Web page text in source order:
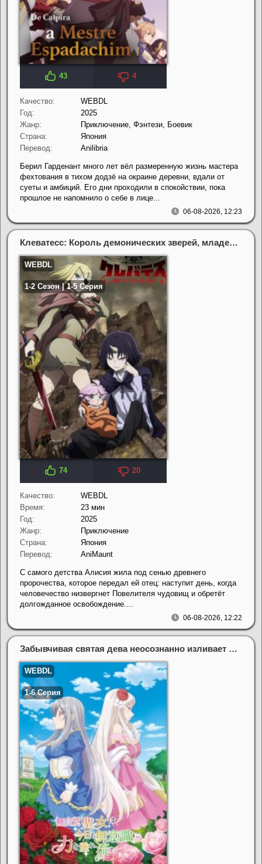
43 4
Качество:
WEBDL
Год:
2025
Жанр:
Приключение, Фэнтези, Боевик
Страна:
Япония
Перевод:
Anilibria
06-08-2026, 12:23
Берил Гарденант много лет вёл размеренную жизнь мастера
фехтования в тихом додзё на окраине деревни, вдали от
суеты и амбиций. Его дни проходили в спокойствии, пока
прошлое не напомнило о себе в лице...
74 20
Клеватесс: Король демонических зверей, младенец и герой-нежить (1-2 Сезон)
Качество:
WEBDL
Время:
23 мин
Год:
2025
Жанр:
Приключение
Страна:
Япония
Перевод:
AniMaunt
06-08-2026, 12:22
С самого детства Алисия жила под сенью древнего
пророчества, которое передал ей отец: наступит день, когда
человечество низвергнет Повелителя чудовищ и обретёт
долгожданное освобождение....
Забывчивая святая дева неосознанно изливает свою силу (2026)